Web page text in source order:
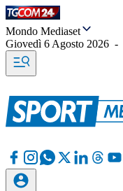
Mondo Mediaset
Giovedì 6 Agosto 2026 -